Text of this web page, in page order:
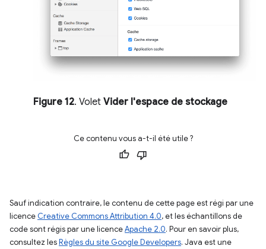
Figure 12. Volet Vider l'espace de stockage
Ce contenu vous a-t-il été utile ?
Sauf indication contraire, le contenu de cette page est régi par une
licence Creative Commons Attribution 4.0, et les échantillons de
code sont régis par une licenceApache 2.0. Pour en savoir plus,
consultez lesRègles du site Google Developers. Java est une